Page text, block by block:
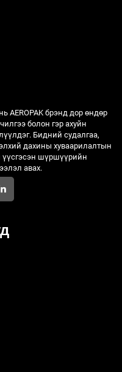
AEROPAK брэнд дор өндөр
болон гэр ахуйн
Бидний судалгаа,
дахины хуваарилалтын
үүсгэсэн шүршүүрийн
авах.